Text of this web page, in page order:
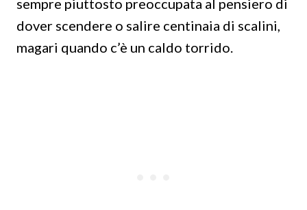
sempre piuttosto preoccupata al pensiero di
dover scendere o salire centinaia di scalini,
magari quando c’è un caldo torrido.